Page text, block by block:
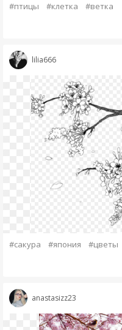
#птицы #клетка #ветка
lilia666
#сакура #япония #цветы
anastasizz23